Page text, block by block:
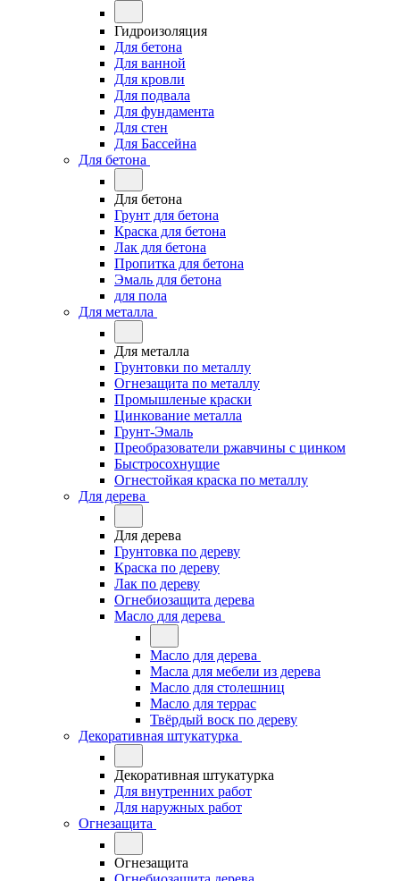
Гидроизоляция
Для бетона
Для ванной
Для кровли
Для подвала
Для фундамента
Для стен
Для Бассейна
Для бетона
Для бетона
Грунт для бетона
Краска для бетона
Лак для бетона
Пропитка для бетона
Эмаль для бетона
для пола
Для металла
Для металла
Грунтовки по металлу
Огнезащита по металлу
Промышленые краски
Цинкование металла
Грунт-Эмаль
Преобразователи ржавчины с цинком
Быстросохнущие
Огнестойкая краска по металлу
Для дерева
Для дерева
Грунтовка по дереву
Краска по дереву
Лак по дереву
Огнебиозащита дерева
Масло для дерева
Масло для дерева
Масла для мебели из дерева
Масло для столешниц
Масло для террас
Твёрдый воск по дереву
Декоративная штукатурка
Декоративная штукатурка
Для внутренних работ
Для наружных работ
Огнезащита
Огнезащита